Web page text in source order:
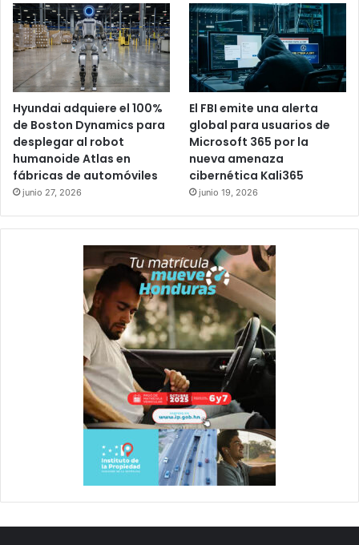
Hyundai adquiere el 100%
de Boston Dynamics para
desplegar al robot
humanoide Atlas en
fábricas de automóviles
junio 27, 2026
El FBI emite una alerta
global para usuarios de
Microsoft 365 por la
nueva amenaza
cibernética Kali365
junio 19, 2026